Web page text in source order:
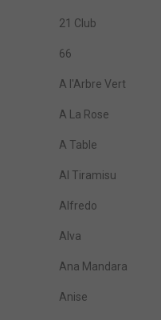
21 Club
66
A l'Arbre Vert
A La Rose
A Table
Al Tiramisu
Alfredo
Alva
Ana Mandara
Anise